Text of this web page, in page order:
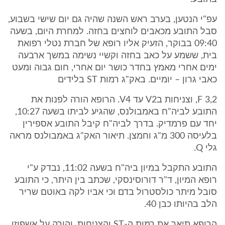
עפ"י הנטען, בערב ראש השנה שהיה גם יום שישי בשבוע,
סבל התובע מכאבים לוחצים בחזה. למחרת היום, בשעה
09:40 בבוקר, הזעיק אליו רופא של חברת נטלי רפואת
בית, ששמע על כאב בחזה וקשיי נשימה במשך ארבעה
ימים אחרי מאמץ בחדר כושר יום אחרי, חום גבוה ומעט
כאבי גרון – יומיים. באק"ג רמות ST בלידים
3,2 F, וצניחות בV2 עד V4. הרופא הורה לפנות את
התובע לביה"ח באמבולנס, שהגיע לביתו בשעה 10:27,
יחד עם פרמדיק. בדרך לביה"ח קיבל התובע אספירין
בלעיסה 300 מ"ג וחמצן. תיאור האק"ג באמבולנס מראה
גלי Q.
התובע התקבל במיון ביה"ח בשעה 11:02, נבדק ע"י
רופא המיון, ד"ר דורוסינסקי, שכתב בין היתר, כי התובע
סובל מיתר כולסטרול בדם וכי אביו לקה באוטם שריר
הלב בהיותו כבן 40.